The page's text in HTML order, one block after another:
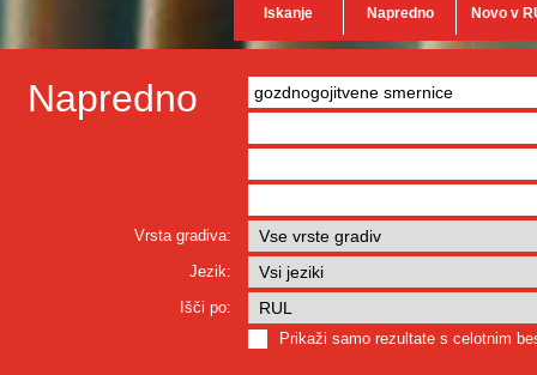
Iskanje Napredno Novo v
Napredno
Vrsta gradiva:
Jezik:
Išči po:
Prikaži samo rezultate s celotnim